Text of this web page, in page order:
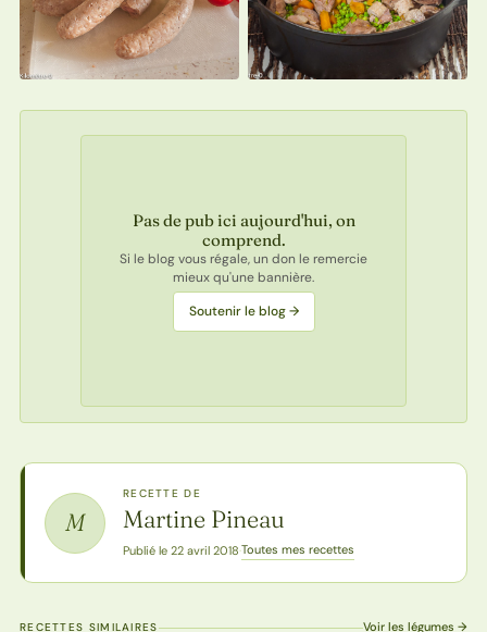
Pas de pub ici aujourd'hui, on
comprend.
Si le blog vous régale, un don le remercie
mieux qu'une bannière.
Soutenir le blog →
M
RECETTE DE
Martine Pineau
Publié le 22 avril 2018·Toutes mes recettes
RECETTES SIMILAIRES Voir les légumes →